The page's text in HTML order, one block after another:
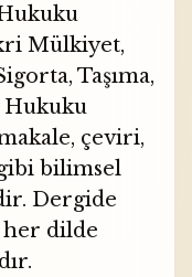
Mülkiyet,
Taşıma,
Hukuku
çeviri,
bilimsel
Dergide
her dilde